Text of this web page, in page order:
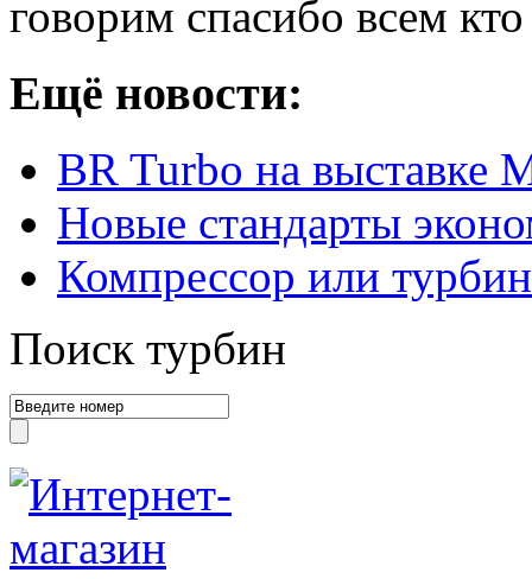
говорим спасибо всем
Ещё новости:
BR Turbo на выставке
Новые стандарты
Компрессор или
Поиск турбин